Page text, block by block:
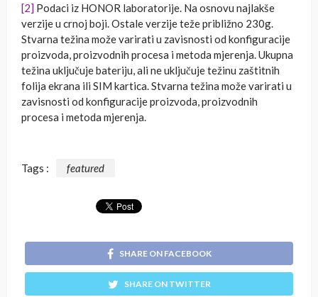
[2] Podaci iz HONOR laboratorije. Na osnovu najlakše
verzije u crnoj boji. Ostale verzije teže približno 230g.
Stvarna težina može varirati u zavisnosti od konfiguracije
proizvoda, proizvodnih procesa i metoda mjerenja. Ukupna
težina uključuje bateriju, ali ne uključuje težinu zaštitnih
folija ekrana ili SIM kartica. Stvarna težina može varirati u
zavisnosti od konfiguracije proizvoda, proizvodnih
procesa i metoda mjerenja.
Tags : featured
SHARE ON FACEBOOK
SHARE ON TWITTER